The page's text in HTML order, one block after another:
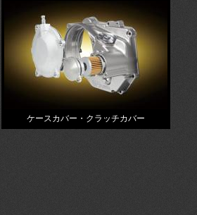
ケースカバー・クラッチカバー